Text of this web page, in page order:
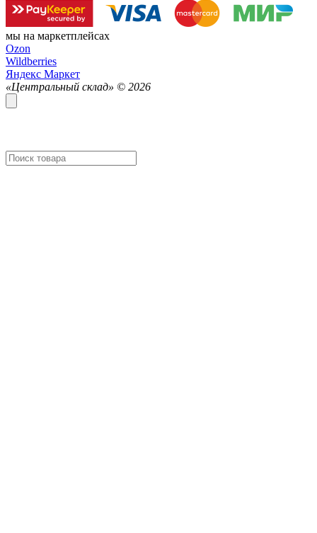
мы на маркетплейсах
Ozon
Wildberries
Яндекс Маркет
«Центральный склад» © 2026